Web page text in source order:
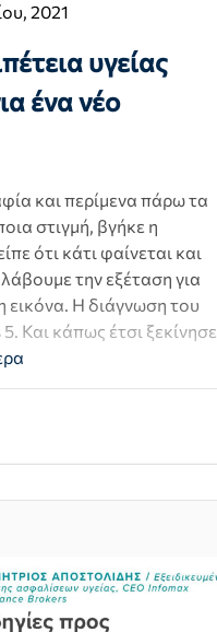
2021
υγείας
ένα νέο
και περίμενα πάρω τα
στιγμή, βγήκε η
ότι κάτι φαίνεται και
την εξέταση για
εικόνα. Η διάγνωση του
Και κάπως έτσι ξεκίνησε